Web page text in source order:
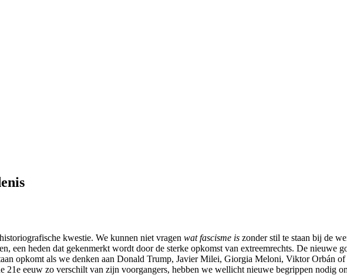
kwestie. We kunnen niet vragen wat fascisme is zonder stil te staan bij de
een heden dat gekenmerkt wordt door de sterke opkomst van extreemrechts. De nieuwe
opkomt als we denken aan Donald Trump, Javier Milei, Giorgia Meloni, Viktor Orbán
21e eeuw zo verschilt van zijn voorgangers, hebben we wellicht nieuwe begrippen nodig